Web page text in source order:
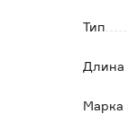
Тип
Длина
Марка